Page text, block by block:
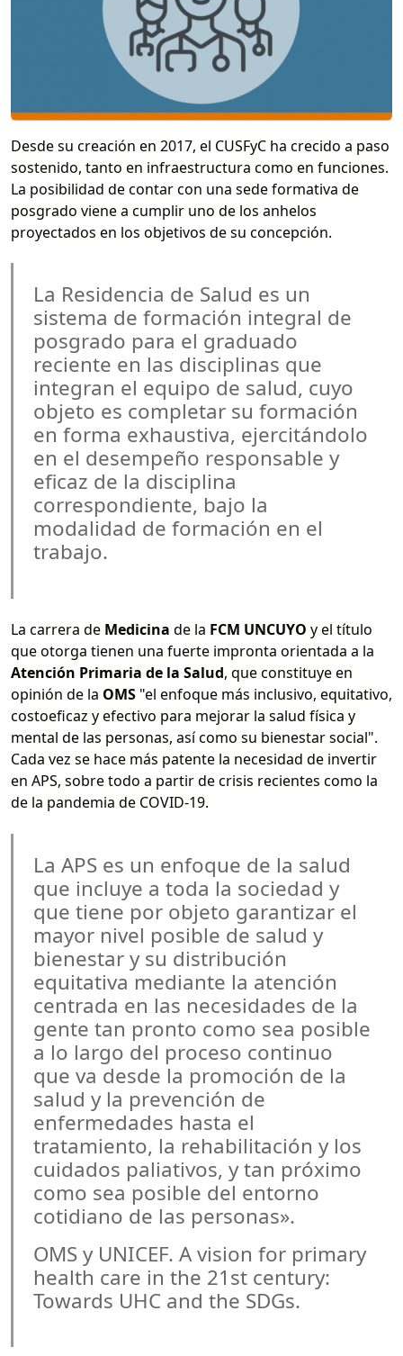
Desde su creación en 2017, el CUSFyC ha crecido a paso
sostenido, tanto en infraestructura como en funciones.
La posibilidad de contar con una sede formativa de
posgrado viene a cumplir uno de los anhelos
proyectados en los objetivos de su concepción.
La Residencia de Salud es un
sistema de formación integral de
posgrado para el graduado
reciente en las disciplinas que
integran el equipo de salud, cuyo
objeto es completar su formación
en forma exhaustiva, ejercitándolo
en el desempeño responsable y
eficaz de la disciplina
correspondiente, bajo la
modalidad de formación en el
trabajo.
La carrera de Medicina de la FCM UNCUYO y el título
que otorga tienen una fuerte impronta orientada a la
Atención Primaria de la Salud, que constituye en
opinión de la OMS "el enfoque más inclusivo, equitativo,
costoeficaz y efectivo para mejorar la salud física y
mental de las personas, así como su bienestar social".
Cada vez se hace más patente la necesidad de invertir
en APS, sobre todo a partir de crisis recientes como la
de la pandemia de COVID-19.
La APS es un enfoque de la salud
que incluye a toda la sociedad y
que tiene por objeto garantizar el
mayor nivel posible de salud y
bienestar y su distribución
equitativa mediante la atención
centrada en las necesidades de la
gente tan pronto como sea posible
a lo largo del proceso continuo
que va desde la promoción de la
salud y la prevención de
enfermedades hasta el
tratamiento, la rehabilitación y los
cuidados paliativos, y tan próximo
como sea posible del entorno
cotidiano de las personas».
OMS y UNICEF. A vision for primary
health care in the 21st century:
Towards UHC and the SDGs.